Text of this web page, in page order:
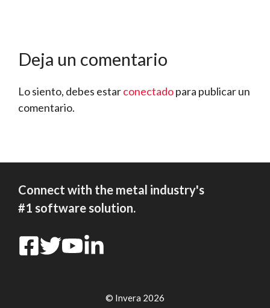
Deja un comentario
Lo siento, debes estarconectadopara publicar un
comentario.
Connect with the metal industry's
#1 software solution.
© Invera 2026